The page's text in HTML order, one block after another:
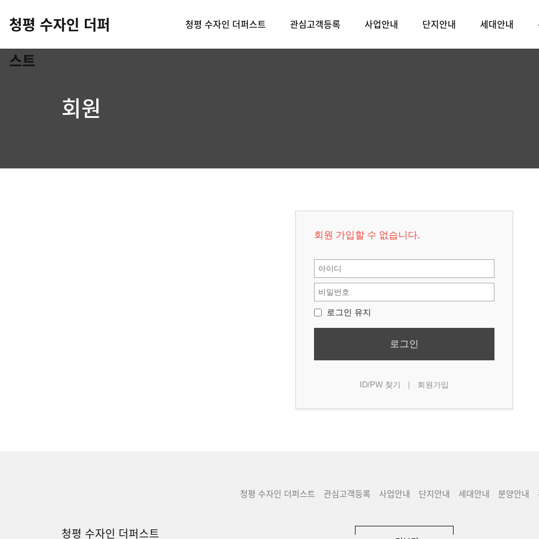
청평 수자인 더퍼
스트
청평 수자인 더퍼스트 관심고객등록 사업안내 단지안내 세대안내
회원
회원 가입할 수 없습니다.
로그인 유지
로그인
ID/PW 찾기 | 회원가입
청평 수자인 더퍼스트 관심고객등록 사업안내 단지안내 세대안내 분양안내
청평 수자인 더퍼스트